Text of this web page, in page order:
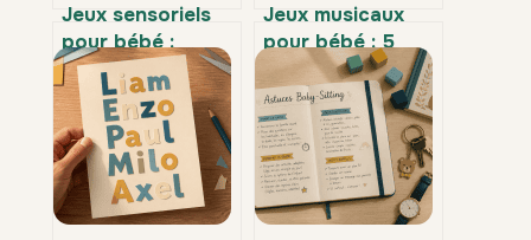
Jeux sensoriels
pour bébé :
comment stimuler
son éveil, choisir
les bonnes
matières et
garantir sa
sécurité ?
Jeux musicaux
pour bébé : 5
critères pour
éveiller l’oreille
sans saturer
l’espace sonore